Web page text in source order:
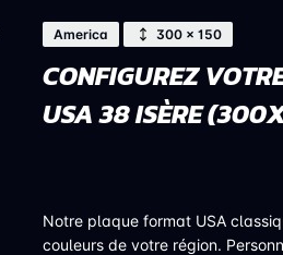
America 300 × 150
CONFIGUREZ
USA 38 ISÈRE
Notre plaque format USA
couleurs de votre région.